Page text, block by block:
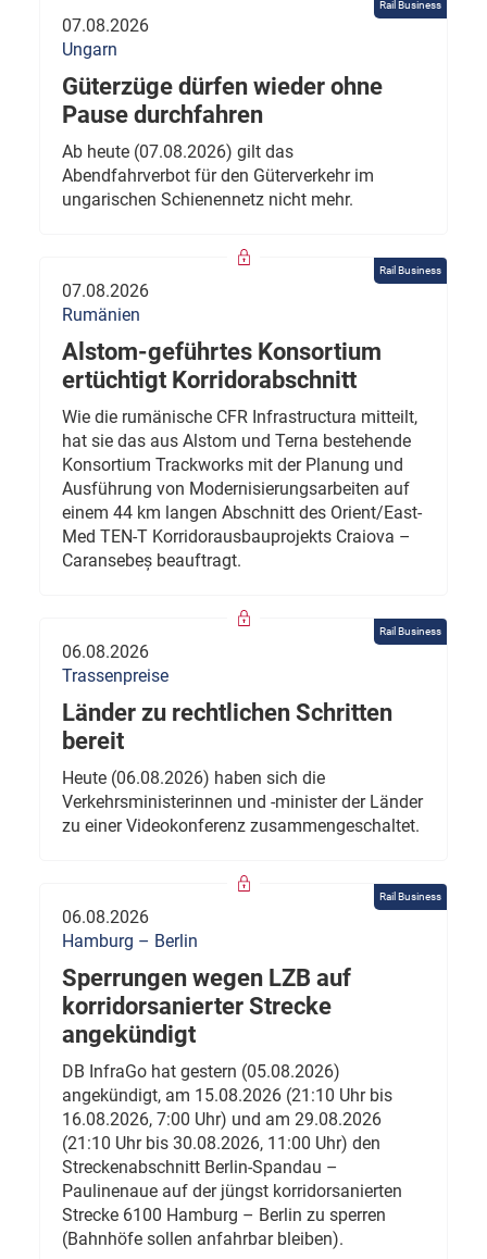
Rail Business
07.08.2026
Ungarn
Güterzüge dürfen wieder ohne
Pause durchfahren
Ab heute (07.08.2026) gilt das
Abendfahrverbot für den Güterverkehr im
ungarischen Schienennetz nicht mehr.
Rail Business
07.08.2026
Rumänien
Alstom-geführtes Konsortium
ertüchtigt Korridorabschnitt
Wie die rumänische CFR Infrastructura mitteilt,
hat sie das aus Alstom und Terna bestehende
Konsortium Trackworks mit der Planung und
Ausführung von Modernisierungsarbeiten auf
einem 44 km langen Abschnitt des Orient/East-
Med TEN-T Korridorausbauprojekts Craiova –
Caransebeș beauftragt.
Rail Business
06.08.2026
Trassenpreise
Länder zu rechtlichen Schritten
bereit
Heute (06.08.2026) haben sich die
Verkehrsministerinnen und -minister der Länder
zu einer Videokonferenz zusammengeschaltet.
Rail Business
06.08.2026
Hamburg – Berlin
Sperrungen wegen LZB auf
korridorsanierter Strecke
angekündigt
DB InfraGo hat gestern (05.08.2026)
angekündigt, am 15.08.2026 (21:10 Uhr bis
16.08.2026, 7:00 Uhr) und am 29.08.2026
(21:10 Uhr bis 30.08.2026, 11:00 Uhr) den
Streckenabschnitt Berlin-Spandau –
Paulinenaue auf der jüngst korridorsanierten
Strecke 6100 Hamburg – Berlin zu sperren
(Bahnhöfe sollen anfahrbar bleiben).